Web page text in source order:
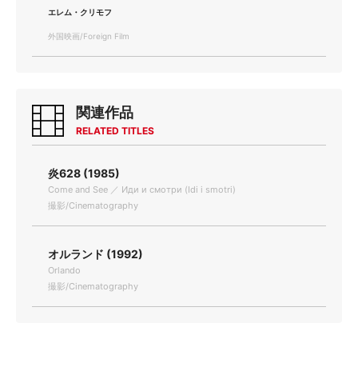
エレム・クリモフ
外国映画/Foreign Film
関連作品
RELATED TITLES
炎628 (1985)
Come and See ／ Иди и смотри (Idi i smotri)
撮影/Cinematography
オルランド (1992)
Orlando
撮影/Cinematography